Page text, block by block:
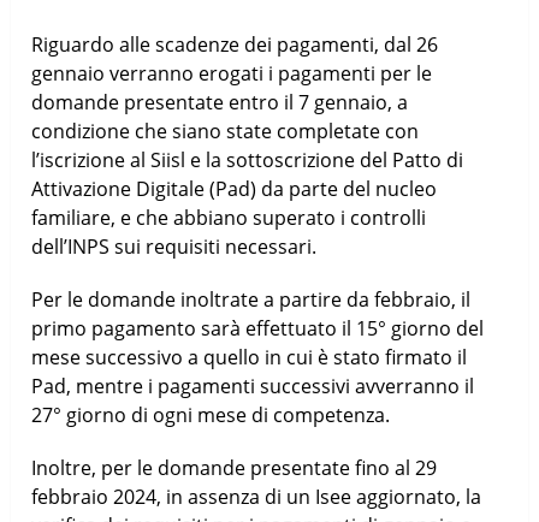
Riguardo alle scadenze dei pagamenti, dal 26
gennaio verranno erogati i pagamenti per le
domande presentate entro il 7 gennaio, a
condizione che siano state completate con
l’iscrizione al Siisl e la sottoscrizione del Patto di
Attivazione Digitale (Pad) da parte del nucleo
familiare, e che abbiano superato i controlli
dell’INPS sui requisiti necessari.
Per le domande inoltrate a partire da febbraio, il
primo pagamento sarà effettuato il 15° giorno del
mese successivo a quello in cui è stato firmato il
Pad, mentre i pagamenti successivi avverranno il
27° giorno di ogni mese di competenza.
Inoltre, per le domande presentate fino al 29
febbraio 2024, in assenza di un Isee aggiornato, la